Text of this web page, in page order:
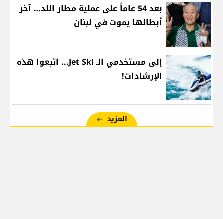
بعد 54 عاماً على عملية مطار اللد… آخر
أبطالها يموت في لبنان
إلى مستخدمي الـ Jet Ski... اتبعوا هذه
الإرشادات!
المزيد